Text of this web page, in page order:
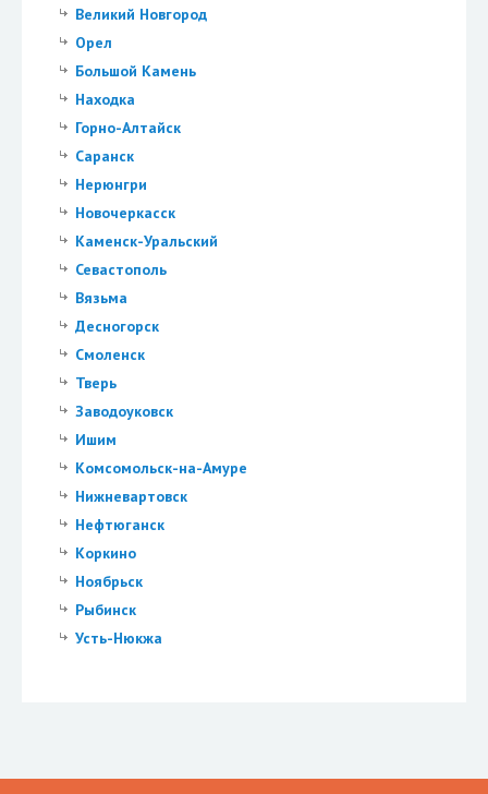
Великий Новгород
Орел
Большой Камень
Находка
Горно-Алтайск
Саранск
Нерюнгри
Новочеркасск
Каменск-Уральский
Севастополь
Вязьма
Десногорск
Смоленск
Тверь
Заводоуковск
Ишим
Комсомольск-на-Амуре
Нижневартовск
Нефтюганск
Коркино
Ноябрьск
Рыбинск
Усть-Нюкжа